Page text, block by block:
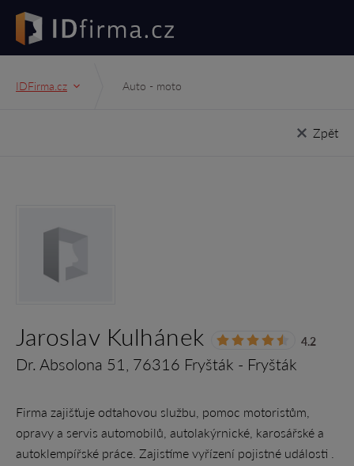
IDFirma.cz Auto - moto
Zpět
Jaroslav Kulhánek 4.2
Dr. Absolona 51, 76316 Fryšták - Fryšták
Firma zajišťuje odtahovou službu, pomoc motoristům,
opravy a servis automobilů, autolakýrnické, karosářské a
autoklempířské práce. Zajistíme vyřízení pojistné události .